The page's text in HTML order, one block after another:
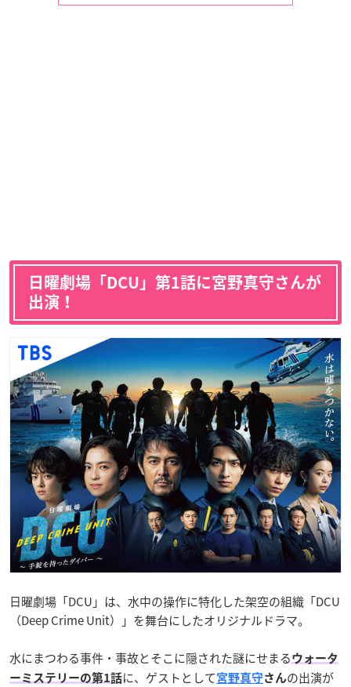
日曜劇場「DCU」第1話に宮野真守さんが
出演！
日曜劇場「DCU」は、水中の操作に特化した架空の組織「DCU
（Deep Crime Unit）」を舞台にしたオリジナルドラマ。
水にまつわる事件・事故とそこに隠された謎にせまる ウォータ
ーミステリーの第1話に、ゲストとして宮野真守さんの出演が